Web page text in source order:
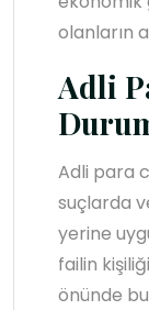
olanların
Adli
Adli para
suçlarda
yerine
failin
önünde